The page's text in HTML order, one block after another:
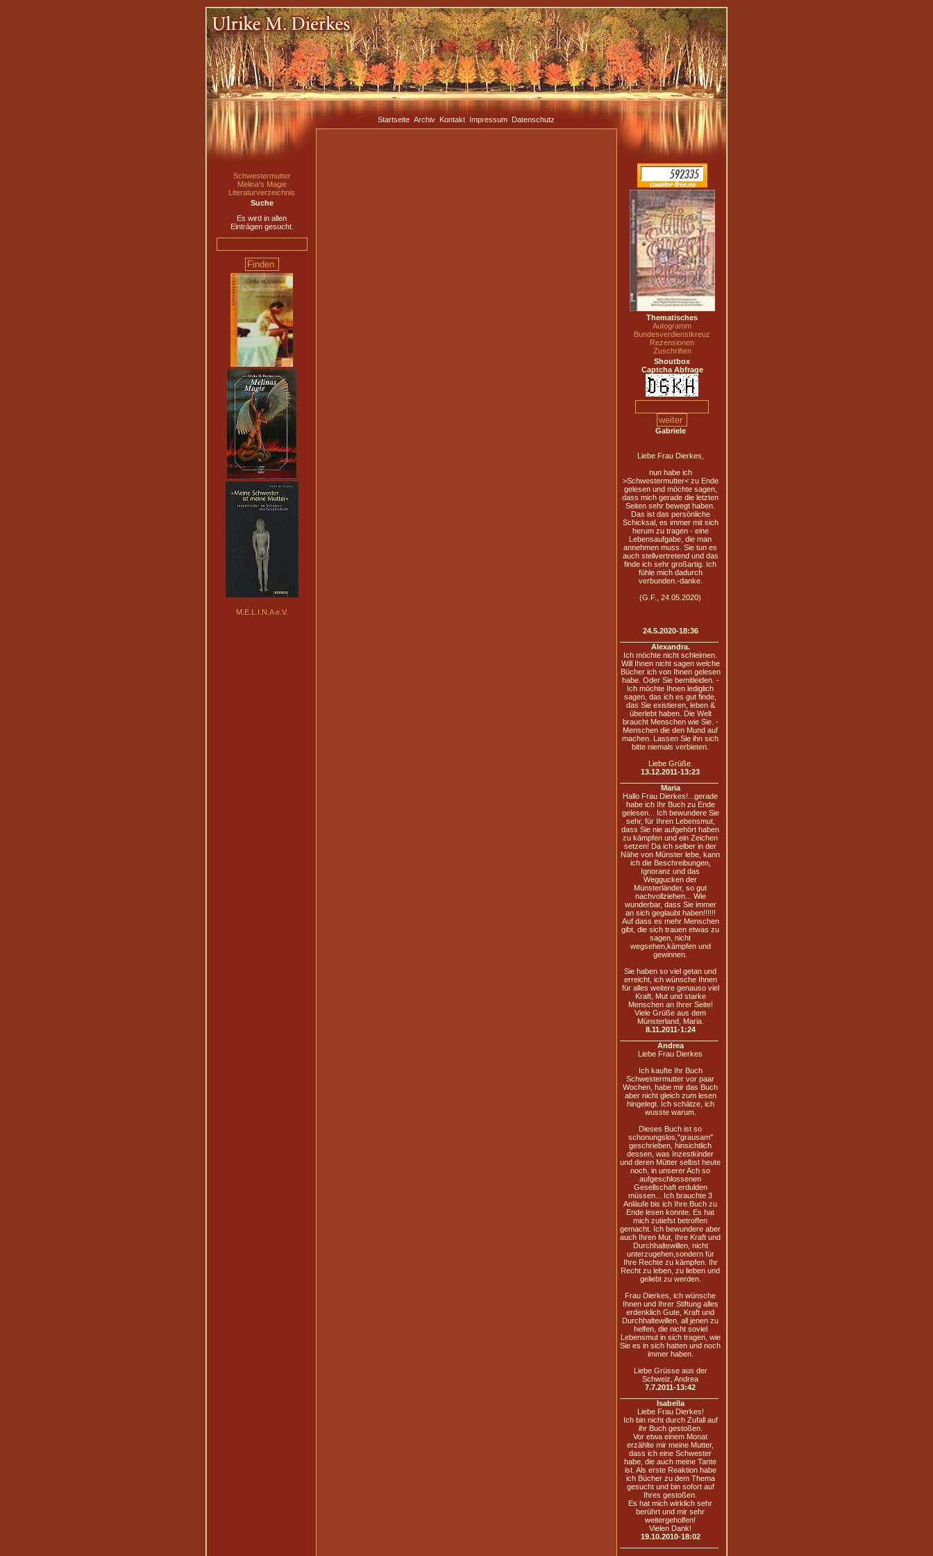
Startseite Archiv Kontakt Impressum Datenschutz
Schwestermutter
Melina's Magie
Literaturverzeichnis
Suche
Es wird in allen
Einträgen gesucht.
M.E.L.I.N.A e.V.
Thematisches
Autogramm
Bundesverdienstkreuz
Rezensionen
Zuschriften
Shoutbox
Captcha Abfrage
Gabriele
Liebe Frau Dierkes,
nun habe ich
>Schwestermutter< zu Ende
gelesen und möchte sagen,
dass mich gerade die letzten
Seiten sehr bewegt haben.
Das ist das persönliche
Schicksal, es immer mit sich
herum zu tragen - eine
Lebensaufgabe, die man
annehmen muss. Sie tun es
auch stellvertretend und das
finde ich sehr großartig. Ich
fühle mich dadurch
verbunden.-danke.
(G.F., 24.05.2020)
24.5.2020-18:36
Alexandra.
Ich möchte nicht schleimen.
Will Ihnen nicht sagen welche
Bücher ich von Ihnen gelesen
habe. Oder Sie bemitleiden. -
Ich möchte Ihnen lediglich
sagen, das ich es gut finde,
das Sie existieren, leben &
überlebt haben. Die Welt
braucht Menschen wie Sie. -
Menschen die den Mund auf
machen. Lassen Sie ihn sich
bitte niemals verbieten.
Liebe Grüße.
13.12.2011-13:23
Maria
Hallo Frau Dierkes!...gerade
habe ich Ihr Buch zu Ende
gelesen... Ich bewundere Sie
sehr, für Ihren Lebensmut,
dass Sie nie aufgehört haben
zu kämpfen und ein Zeichen
setzen! Da ich selber in der
Nähe von Münster lebe, kann
ich die Beschreibungen,
Ignoranz und das
Weggucken der
Münsterländer, so gut
nachvollziehen... Wie
wunderbar, dass Sie immer
an sich geglaubt haben!!!!!!
Auf dass es mehr Menschen
gibt, die sich trauen etwas zu
sagen, nicht
wegsehen,kämpfen und
gewinnen.
Sie haben so viel getan und
erreicht, ich wünsche Ihnen
für alles weitere genauso viel
Kraft, Mut und starke
Menschen an Ihrer Seite!
Viele Grüße aus dem
Münsterland, Maria.
8.11.2011-1:24
Andrea
Liebe Frau Dierkes
Ich kaufte Ihr Buch
Schwestermutter vor paar
Wochen, habe mir das Buch
aber nicht gleich zum lesen
hingelegt. Ich schätze, ich
wusste warum.
Dieses Buch ist so
schonungslos,"grausam"
geschrieben, hinsichtlich
dessen, was Inzestkinder
und deren Mütter selbst heute
noch, in unserer Ach so
aufgeschlossenen
Gesellschaft erdulden
müssen... Ich brauchte 3
Anläufe bis ich Ihre Buch zu
Ende lesen konnte. Es hat
mich zutiefst betroffen
gemacht. Ich bewundere aber
auch Ihren Mut, Ihre Kraft und
Durchhaltewillen, nicht
unterzugehen,sondern für
Ihre Rechte zu kämpfen. Ihr
Recht zu leben, zu lieben und
geliebt zu werden.
Frau Dierkes, ich wünsche
Ihnen und Ihrer Stiftung alles
erdenklich Gute, Kraft und
Durchhaltewillen, all jenen zu
helfen, die nicht soviel
Lebensmut in sich tragen, wie
Sie es in sich hatten und noch
immer haben.
Liebe Grüsse aus der
Schweiz, Andrea
7.7.2011-13:42
Isabella
Liebe Frau Dierkes!
Ich bin nicht durch Zufall auf
ihr Buch gestoßen.
Vor etwa einem Monat
erzählte mir meine Mutter,
dass ich eine Schwester
habe, die auch meine Tante
ist. Als erste Reaktion habe
ich Bücher zu dem Thema
gesucht und bin sofort auf
Ihres gestoßen.
Es hat mich wirklich sehr
berührt und mir sehr
weitergeholfen!
Vielen Dank!
19.10.2010-18:02